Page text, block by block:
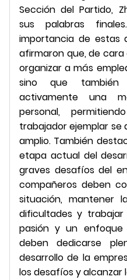
Sección del Partido,
sus palabras
importancia de estas
afirmaron que, de
organizar a más
sino que también
activamente una
personal,
trabajador ejemplar se
amplio. También
etapa actual del
graves desafíos del
compañeros deben
situación, mantener
dificultades y
pasión y un
deben dedicarse
desarrollo de la
los desafíos y alcanzar